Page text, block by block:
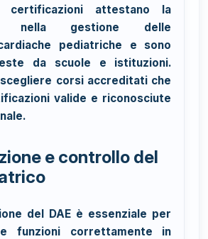
certificazioni attestano la
nella gestione delle
pediatriche e sono
da scuole e istituzioni.
corsi accreditati che
valide e riconosciute
e controllo del
del DAE è essenziale per
funzioni correttamente in